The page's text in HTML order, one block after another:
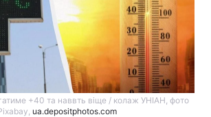
+40 та наввть віще / колаж УНІАН, фото
ua.depositphotos.com